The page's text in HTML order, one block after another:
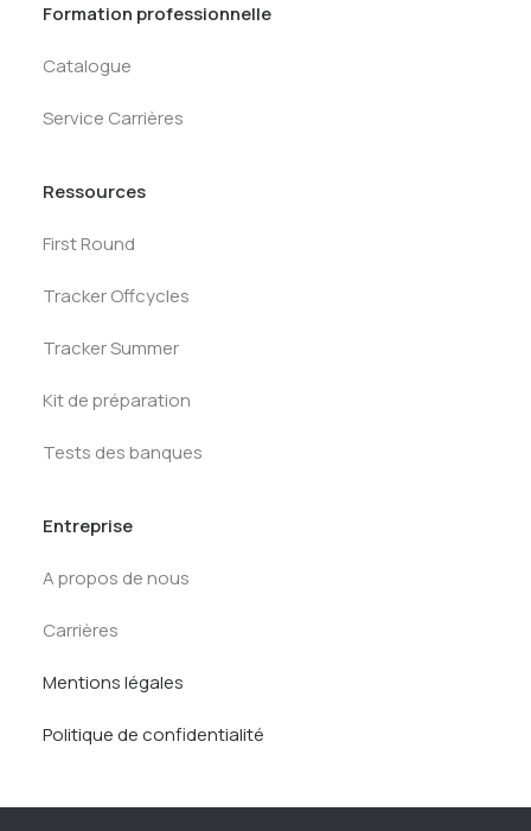
Formation professionnelle
Catalogue
Service Carrières
Ressources
First Round
Tracker Offcycles
Tracker Summer
Kit de préparation
Tests des banques
Entreprise
A propos de nous
Carrières
Mentions légales
Politique de confidentialité